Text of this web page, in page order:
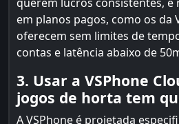
em planos pagos, como os da
oferecem sem limites de
contas e latência abaixo de
3. Usar a VSPhone
jogos de horta tem
A VSPhone é projetada